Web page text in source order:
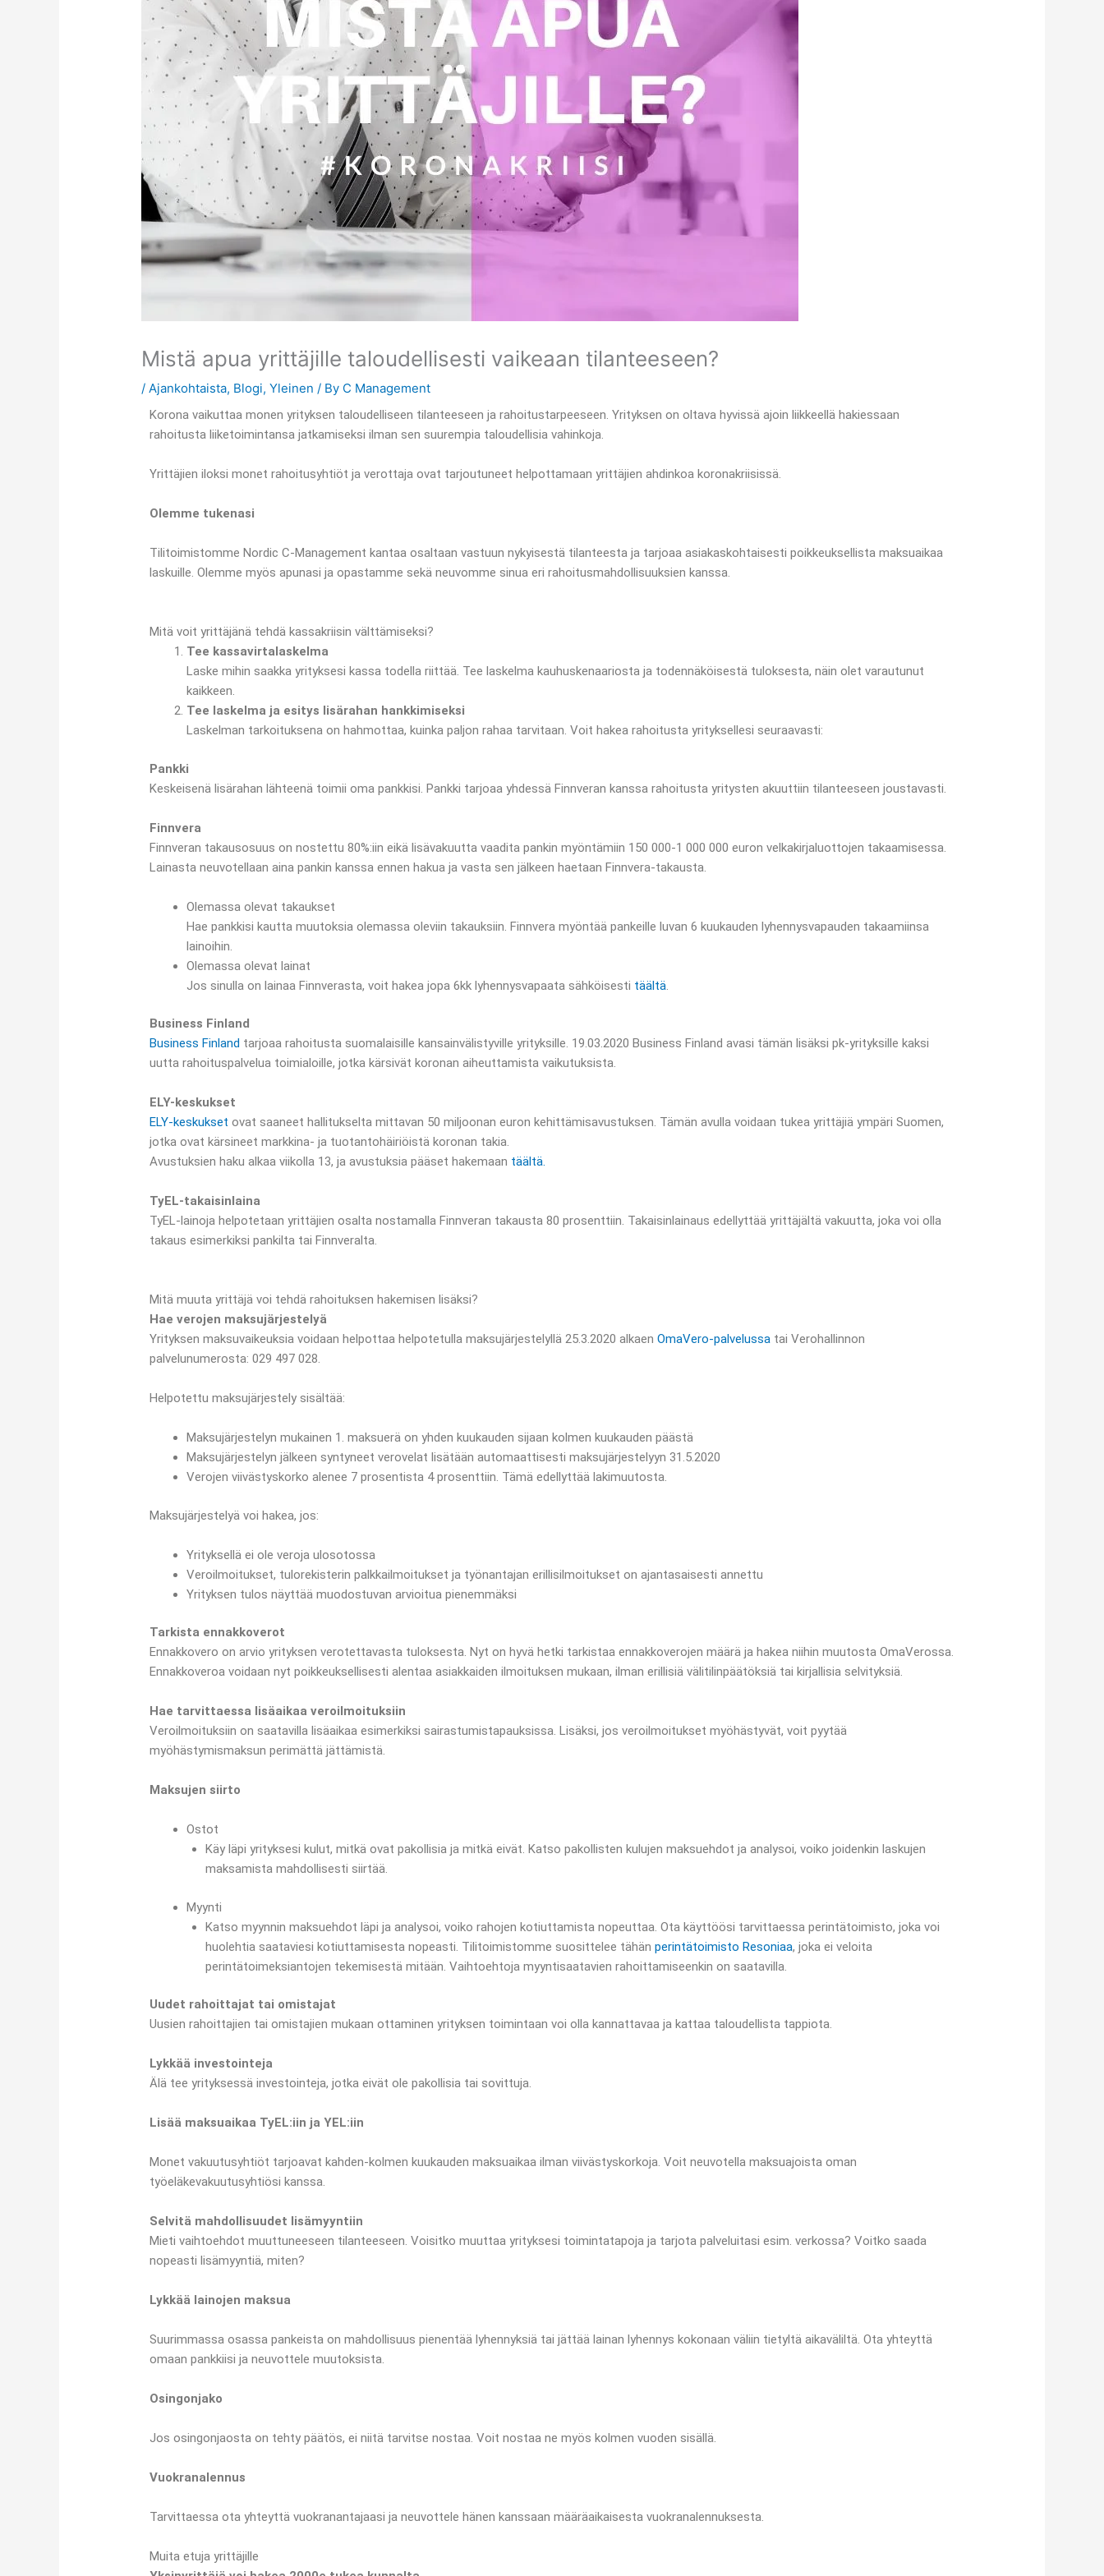
Mistä apua yrittäjille taloudellisesti vaikeaan tilanteeseen?
/Ajankohtaista, Blogi,Yleinen / By C Management
Korona vaikuttaa monen yrityksen taloudelliseen tilanteeseen ja rahoitustarpeeseen. Yrityksen on oltava hyvissä ajoin liikkeellä hakiessaan
rahoitusta liiketoimintansa jatkamiseksi ilman sen suurempia taloudellisia vahinkoja.
Yrittäjien iloksi monet rahoitusyhtiöt ja verottaja ovat tarjoutuneet helpottamaan yrittäjien ahdinkoa koronakriisissä.
Olemme tukenasi
Tilitoimistomme Nordic C-Management kantaa osaltaan vastuun nykyisestä tilanteesta ja tarjoaa asiakaskohtaisesti poikkeuksellista maksuaikaa
laskuille. Olemme myös apunasi ja opastamme sekä neuvomme sinua eri rahoitusmahdollisuuksien kanssa.
Mitä voit yrittäjänä tehdä kassakriisin välttämiseksi?
Tee kassavirtalaskelma
Laske mihin saakka yrityksesi kassa todella riittää. Tee laskelma kauhuskenaariosta ja todennäköisestä tuloksesta, näin olet varautunut
kaikkeen.
Tee laskelma ja esitys lisärahan hankkimiseksi
Laskelman tarkoituksena on hahmottaa, kuinka paljon rahaa tarvitaan. Voit hakea rahoitusta yrityksellesi seuraavasti:
Pankki
Keskeisenä lisärahan lähteenä toimii oma pankkisi. Pankki tarjoaa yhdessä Finnveran kanssa rahoitusta yritysten akuuttiin tilanteeseen joustavasti.
Finnvera
Finnveran takausosuus on nostettu 80%:iin eikä lisävakuutta vaadita pankin myöntämiin 150 000-1 000 000 euron velkakirjaluottojen takaamisessa.
Lainasta neuvotellaan aina pankin kanssa ennen hakua ja vasta sen jälkeen haetaan Finnvera-takausta.
Olemassa olevat takaukset
Hae pankkisi kautta muutoksia olemassa oleviin takauksiin. Finnvera myöntää pankeille luvan 6 kuukauden lyhennysvapauden takaamiinsa
lainoihin.
Olemassa olevat lainat
Jos sinulla on lainaa Finnverasta, voit hakea jopa 6kk lyhennysvapaata sähköisesti täältä
Business Finland
Business Finland tarjoaa rahoitusta suomalaisille kansainvälistyville yrityksille. 19.03.2020 Business Finland avasi tämän lisäksi pk-yrityksille kaksi
uutta rahoituspalvelua toimialoille, jotka kärsivät koronan aiheuttamista vaikutuksista.
ELY-keskukset
ELY-keskukset ovat saaneet hallitukselta mittavan 50 miljoonan euron kehittämisavustuksen. Tämän avulla voidaan tukea yrittäjiä ympäri Suomen,
jotka ovat kärsineet markkina- ja tuotantohäiriöistä koronan takia.
Avustuksien haku alkaa viikolla 13, ja avustuksia pääset hakemaan täältä.
TyEL-takaisinlaina
TyEL-lainoja helpotetaan yrittäjien osalta nostamalla Finnveran takausta 80 prosenttiin. Takaisinlainaus edellyttää yrittäjältä vakuutta, joka voi olla
takaus esimerkiksi pankilta tai Finnveralta.
Mitä muuta yrittäjä voi tehdä rahoituksen hakemisen lisäksi?
Hae verojen maksujärjestelyä
Yrityksen maksuvaikeuksia voidaan helpottaa helpotetulla maksujärjestelyllä 25.3.2020 alkaen OmaVero-palvelussa tai Verohallinnon
palvelunumerosta: 029 497 028.
Helpotettu maksujärjestely sisältää:
Maksujärjestelyn mukainen 1. maksuerä on yhden kuukauden sijaan kolmen kuukauden päästä
Maksujärjestelyn jälkeen syntyneet verovelat lisätään automaattisesti maksujärjestelyyn 31.5.2020
Verojen viivästyskorko alenee 7 prosentista 4 prosenttiin. Tämä edellyttää lakimuutosta.
Maksujärjestelyä voi hakea, jos:
Yrityksellä ei ole veroja ulosotossa
Veroilmoitukset, tulorekisterin palkkailmoitukset ja työnantajan erillisilmoitukset on ajantasaisesti annettu
Yrityksen tulos näyttää muodostuvan arvioitua pienemmäksi
Tarkista ennakkoverot
Ennakkovero on arvio yrityksen verotettavasta tuloksesta. Nyt on hyvä hetki tarkistaa ennakkoverojen määrä ja hakea niihin muutosta OmaVerossa.
Ennakkoveroa voidaan nyt poikkeuksellisesti alentaa asiakkaiden ilmoituksen mukaan, ilman erillisiä välitilinpäätöksiä tai kirjallisia selvityksiä.
Hae tarvittaessa lisäaikaa veroilmoituksiin
Veroilmoituksiin on saatavilla lisäaikaa esimerkiksi sairastumistapauksissa. Lisäksi, jos veroilmoitukset myöhästyvät, voit pyytää
myöhästymismaksun perimättä jättämistä.
Maksujen siirto
Ostot
Käy läpi yrityksesi kulut, mitkä ovat pakollisia ja mitkä eivät. Katso pakollisten kulujen maksuehdot ja analysoi, voiko joidenkin laskujen
maksamista mahdollisesti siirtää.
Myynti
Katso myynnin maksuehdot läpi ja analysoi, voiko rahojen kotiuttamista nopeuttaa. Ota käyttöösi tarvittaessa perintätoimisto, joka voi
huolehtia saataviesi kotiuttamisesta nopeasti. Tilitoimistomme suosittelee tähän perintätoimisto Resoniaa, joka ei veloita
perintätoimeksiantojen tekemisestä mitään. Vaihtoehtoja myyntisaatavien rahoittamiseenkin on saatavilla.
Uudet rahoittajat tai omistajat
Uusien rahoittajien tai omistajien mukaan ottaminen yrityksen toimintaan voi olla kannattavaa ja kattaa taloudellista tappiota.
Lykkää investointeja
Älä tee yrityksessä investointeja, jotka eivät ole pakollisia tai sovittuja.
Lisää maksuaikaa TyEL:iin ja YEL:iin
Monet vakuutusyhtiöt tarjoavat kahden-kolmen kuukauden maksuaikaa ilman viivästyskorkoja. Voit neuvotella maksuajoista oman
työeläkevakuutusyhtiösi kanssa.
Selvitä mahdollisuudet lisämyyntiin
Mieti vaihtoehdot muuttuneeseen tilanteeseen. Voisitko muuttaa yrityksesi toimintatapoja ja tarjota palveluitasi esim. verkossa? Voitko saada
nopeasti lisämyyntiä, miten?
Lykkää lainojen maksua
Suurimmassa osassa pankeista on mahdollisuus pienentää lyhennyksiä tai jättää lainan lyhennys kokonaan väliin tietyltä aikaväliltä. Ota yhteyttä
omaan pankkiisi ja neuvottele muutoksista.
Osingonjako
Jos osingonjaosta on tehty päätös, ei niitä tarvitse nostaa. Voit nostaa ne myös kolmen vuoden sisällä.
Vuokranalennus
Tarvittaessa ota yhteyttä vuokranantajaasi ja neuvottele hänen kanssaan määräaikaisesta vuokranalennuksesta.
Muita etuja yrittäjille